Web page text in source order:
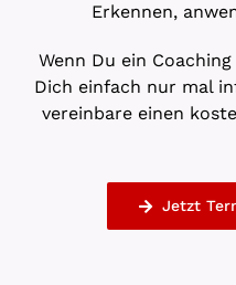
Erkennen,
Wenn Du ein
Dich einfach nur mal
vereinbare einen
Jetzt